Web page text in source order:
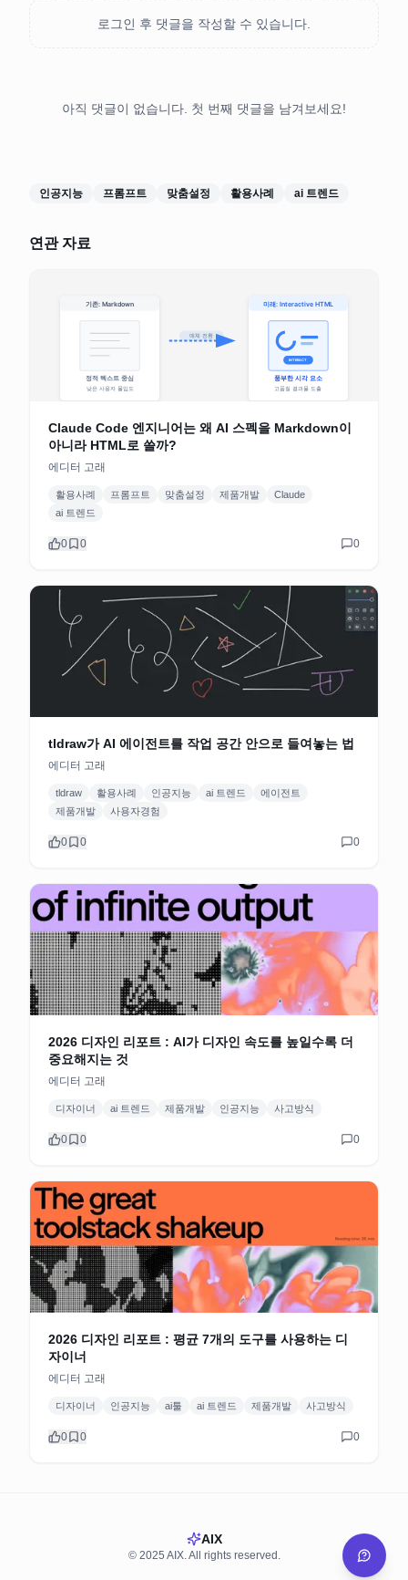
로그인 후 댓글을 작성할 수 있습니다.
아직 댓글이 없습니다. 첫 번째 댓글을 남겨보세요!
인공지능 프롬프트 맞춤설정 활용사례 ai 트렌드
연관 자료
Claude Code 엔지니어는 왜 AI 스펙을 Markdown이
아니라 HTML로 쓸까?
에디터 고래
활용사례 프롬프트 맞춤설정 제품개발
Claude
ai 트렌드
0 0 0
tldraw가 AI 에이전트를 작업 공간 안으로 들여놓는 법
에디터 고래
tldraw 활용사례 인공지능 ai 트렌드
에이전트
제품개발
사용자경험
0 0 0
2026 디자인 리포트 : AI가 디자인 속도를 높일수록 더
중요해지는 것
에디터 고래
디자이너 ai 트렌드 제품개발 인공지능 사고방식
0 0 0
2026 디자인 리포트 : 평균 7개의 도구를 사용하는 디
자이너
에디터 고래
디자이너 인공지능 ai툴 ai 트렌드 제품개발 사고방식
0 0 0
AIX
© 2025 AIX. All rights reserved.